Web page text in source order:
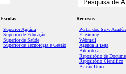
Escolas
Superior Agrária
Superior de Educação
Superior de Saúde
Superior de Tecnologia e Gestão
Recursos
Portal dos Serv.
E-learning
Webmail
Agenda IPBeja
Biblioteca
Repositório de
Repositório Científico
Balcão Único